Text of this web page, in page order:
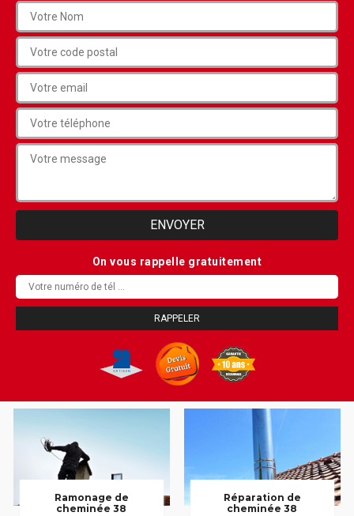
On vous rappelle gratuitement
Ramonage de
cheminée 38
Réparation de
cheminée 38